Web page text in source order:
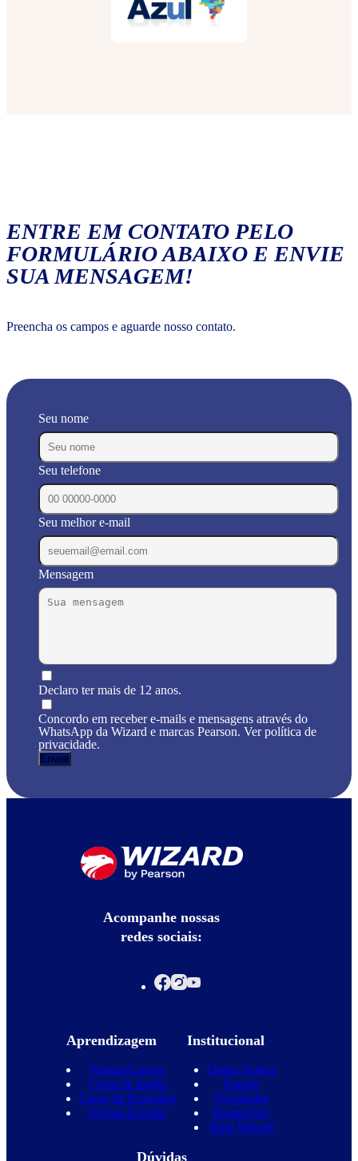
ENTRE EM CONTATO PELO
FORMULÁRIO ABAIXO E ENVIE
SUA MENSAGEM!
Preencha os campos e aguarde nosso contato.
Seu nome
Seu telefone
Seu melhor e-mail
Mensagem
Declaro ter mais de 12 anos.
Concordo em receber e-mails e mensagens através do
WhatsApp da Wizard e marcas Pearson. Ver política de
privacidade.
Acompanhe nossas
redes sociais:
Aprendizagem
Nossos Cursos
Curso de Inglês
Curso de Espanhol
Nossas Escolas
Institucional
Quem Somos
Equipe
Novidades
Promoções
Blog Wizard
Dúvidas